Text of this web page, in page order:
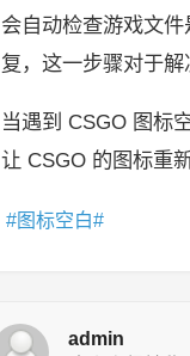
会自动检查游戏文
复，这一步骤对于解
当遇到 CSGO 图标
让 CSGO 的图标重
图标空白
admin